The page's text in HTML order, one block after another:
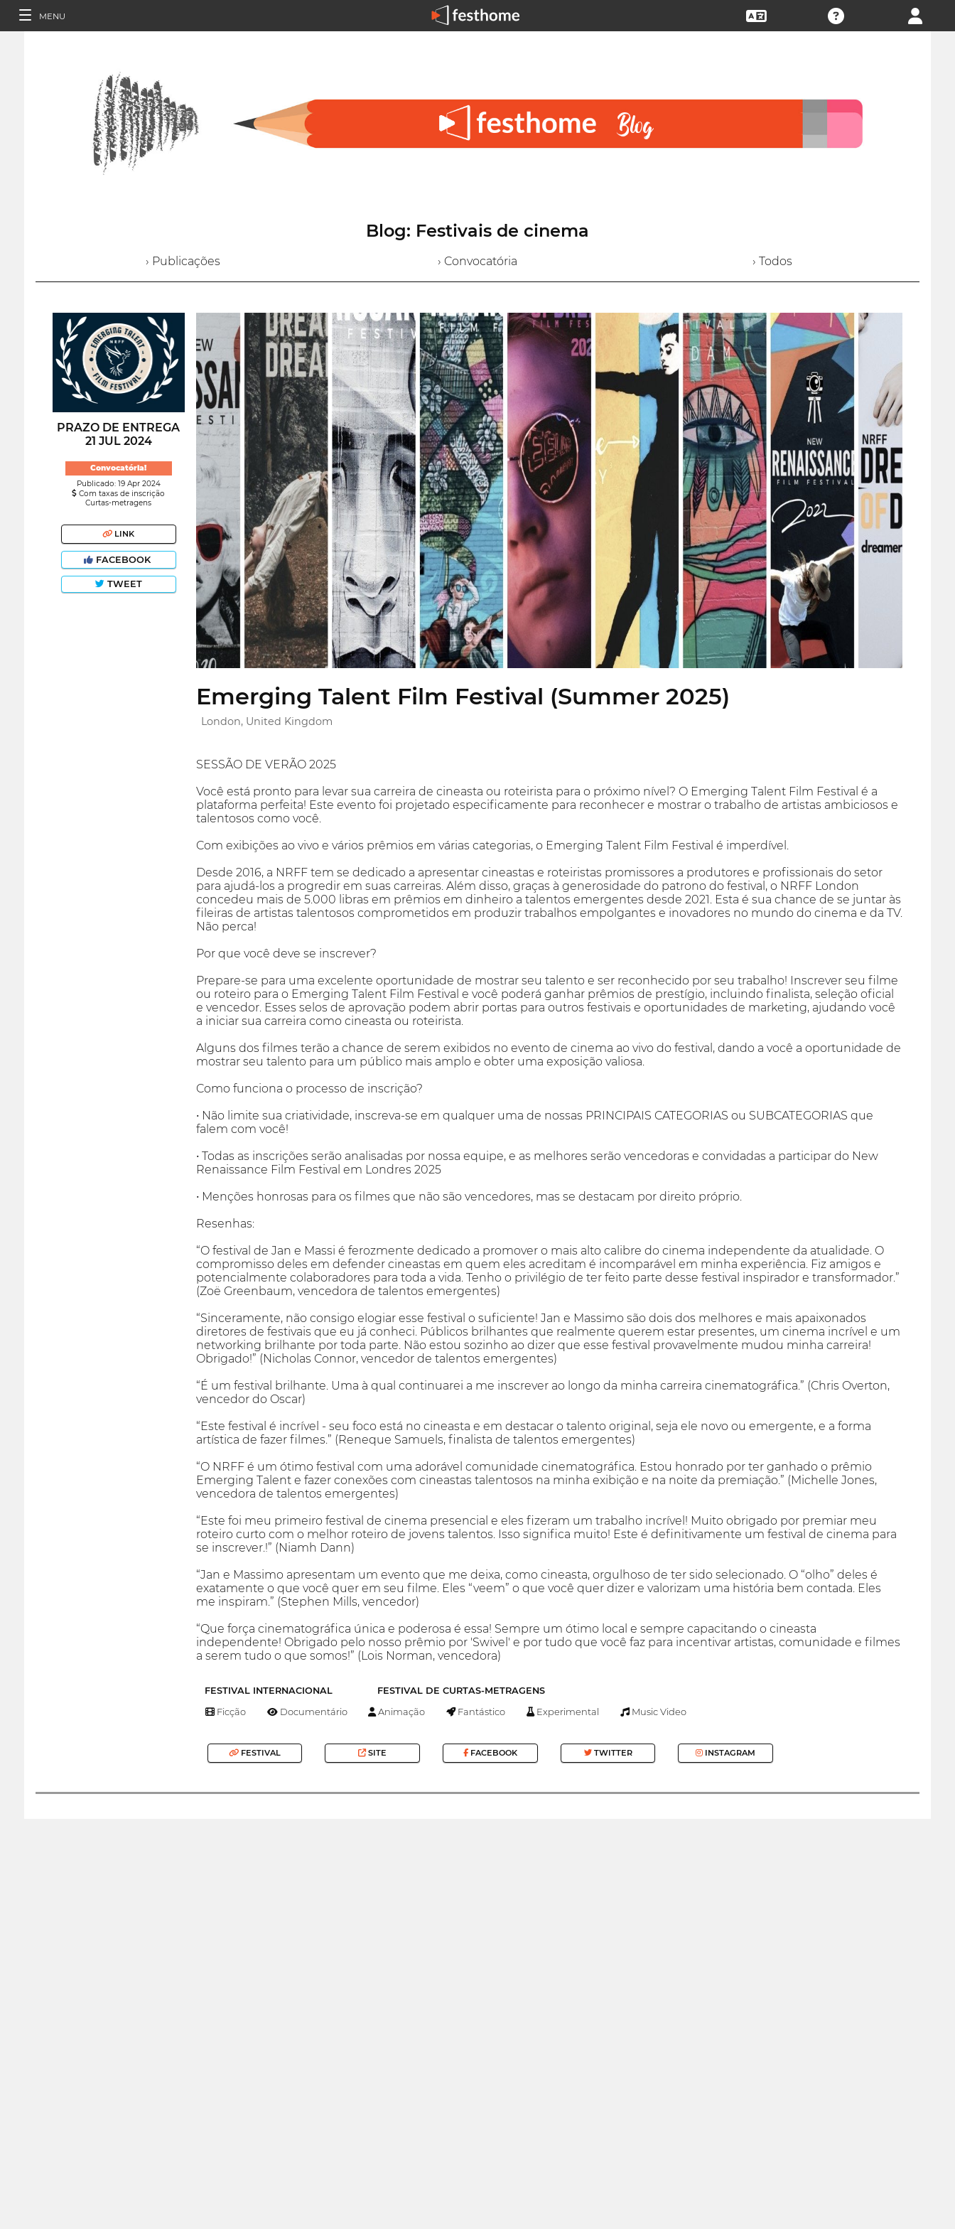
MENU
Blog: Festivais de cinema
› Publicações › Convocatória › Todos
PRAZO DE ENTREGA
21 JUL 2024
Convocatória!
Publicado: 19 Apr 2024
Com taxas de inscrição
Curtas-metragens
LINK
FACEBOOK
TWEET
Emerging Talent Film Festival (Summer 2025)
London, United Kingdom
SESSÃO DE VERÃO 2025
Você está pronto para levar sua carreira de cineasta ou roteirista para o próximo nível? O Emerging Talent Film Festival é a
plataforma perfeita! Este evento foi projetado especificamente para reconhecer e mostrar o trabalho de artistas ambiciosos e
talentosos como você.
Com exibições ao vivo e vários prêmios em várias categorias, o Emerging Talent Film Festival é imperdível.
Desde 2016, a NRFF tem se dedicado a apresentar cineastas e roteiristas promissores a produtores e profissionais do setor
para ajudá-los a progredir em suas carreiras. Além disso, graças à generosidade do patrono do festival, o NRFF London
concedeu mais de 5.000 libras em prêmios em dinheiro a talentos emergentes desde 2021. Esta é sua chance de se juntar às
fileiras de artistas talentosos comprometidos em produzir trabalhos empolgantes e inovadores no mundo do cinema e da TV.
Não perca!
Por que você deve se inscrever?
Prepare-se para uma excelente oportunidade de mostrar seu talento e ser reconhecido por seu trabalho! Inscrever seu filme
ou roteiro para o Emerging Talent Film Festival e você poderá ganhar prêmios de prestígio, incluindo finalista, seleção oficial
e vencedor. Esses selos de aprovação podem abrir portas para outros festivais e oportunidades de marketing, ajudando você
a iniciar sua carreira como cineasta ou roteirista.
Alguns dos filmes terão a chance de serem exibidos no evento de cinema ao vivo do festival, dando a você a oportunidade de
mostrar seu talento para um público mais amplo e obter uma exposição valiosa.
Como funciona o processo de inscrição?
• Não limite sua criatividade, inscreva-se em qualquer uma de nossas PRINCIPAIS CATEGORIAS ou SUBCATEGORIAS que
falem com você!
• Todas as inscrições serão analisadas por nossa equipe, e as melhores serão vencedoras e convidadas a participar do New
Renaissance Film Festival em Londres 2025
• Menções honrosas para os filmes que não são vencedores, mas se destacam por direito próprio.
Resenhas:
“O festival de Jan e Massi é ferozmente dedicado a promover o mais alto calibre do cinema independente da atualidade. O
compromisso deles em defender cineastas em quem eles acreditam é incomparável em minha experiência. Fiz amigos e
potencialmente colaboradores para toda a vida. Tenho o privilégio de ter feito parte desse festival inspirador e transformador.”
(Zoë Greenbaum, vencedora de talentos emergentes)
“Sinceramente, não consigo elogiar esse festival o suficiente! Jan e Massimo são dois dos melhores e mais apaixonados
diretores de festivais que eu já conheci. Públicos brilhantes que realmente querem estar presentes, um cinema incrível e um
networking brilhante por toda parte. Não estou sozinho ao dizer que esse festival provavelmente mudou minha carreira!
Obrigado!” (Nicholas Connor, vencedor de talentos emergentes)
“É um festival brilhante. Uma à qual continuarei a me inscrever ao longo da minha carreira cinematográfica.” (Chris Overton,
vencedor do Oscar)
“Este festival é incrível - seu foco está no cineasta e em destacar o talento original, seja ele novo ou emergente, e a forma
artística de fazer filmes.” (Reneque Samuels, finalista de talentos emergentes)
“O NRFF é um ótimo festival com uma adorável comunidade cinematográfica. Estou honrado por ter ganhado o prêmio
Emerging Talent e fazer conexões com cineastas talentosos na minha exibição e na noite da premiação.” (Michelle Jones,
vencedora de talentos emergentes)
“Este foi meu primeiro festival de cinema presencial e eles fizeram um trabalho incrível! Muito obrigado por premiar meu
roteiro curto com o melhor roteiro de jovens talentos. Isso significa muito! Este é definitivamente um festival de cinema para
se inscrever.!” (Niamh Dann)
“Jan e Massimo apresentam um evento que me deixa, como cineasta, orgulhoso de ter sido selecionado. O “olho” deles é
exatamente o que você quer em seu filme. Eles “veem” o que você quer dizer e valorizam uma história bem contada. Eles
me inspiram.” (Stephen Mills, vencedor)
“Que força cinematográfica única e poderosa é essa! Sempre um ótimo local e sempre capacitando o cineasta
independente! Obrigado pelo nosso prêmio por 'Swivel' e por tudo que você faz para incentivar artistas, comunidade e filmes
a serem tudo o que somos!” (Lois Norman, vencedora)
FESTIVAL INTERNACIONAL FESTIVAL DE CURTAS-METRAGENS
Ficção Documentário Animação Fantástico Experimental Music Video
FESTIVAL SITE FACEBOOK TWITTER INSTAGRAM